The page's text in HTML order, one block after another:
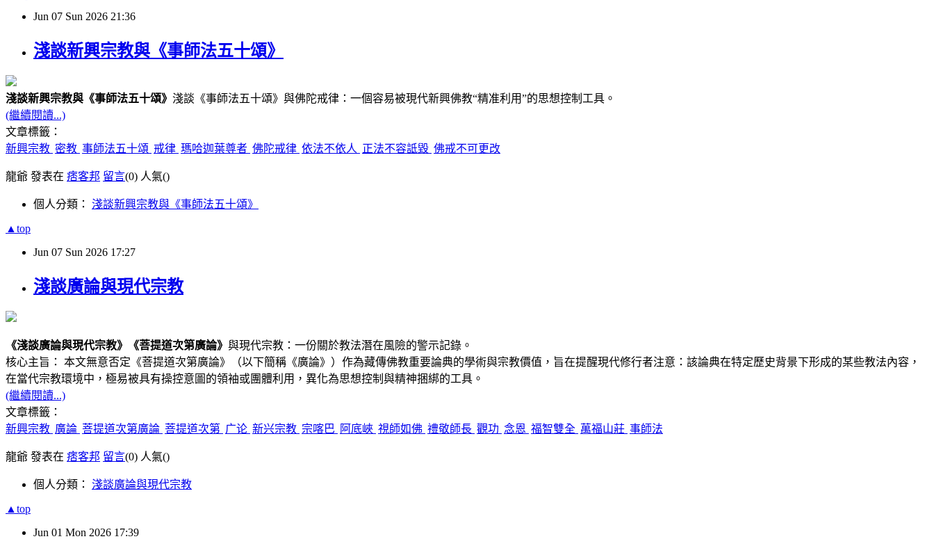
Jun 07 Sun 2026 21:36
淺談新興宗教與《事師法五十頌》
淺談新興宗教與 《事師法五十頌》 淺談 《事師法五十頌》與佛陀戒律： 一個容易被現代新興佛教“精准利用”的思想控制工具 。
(繼續閱讀...)
文章標籤：
新興宗教 密教 事師法五十頌 戒律 瑪哈迦葉尊者 佛陀戒律 依法不依人 正法不容詆毀 佛戒不可更改
龍爺 發表在 痞客邦 留言(0) 人氣()
個人分類： 淺談新興宗教與《事師法五十頌》
▲top
Jun 07 Sun 2026 17:27
淺談廣論與現代宗教
《淺談廣論與現代宗教》 《菩提道次第廣論》 與現代宗教：一份關於教法潛在風險的警示記錄 。
核心主旨： 本文無意否定《菩提道次第廣論》（以下簡稱《廣論》）作為藏傳佛教重要論典的學術與宗教價值，旨在提醒現代修行者注意：該論典在特定歷史背景下形成的某些教法內容，
在當代宗教環境中，極易被具有操控意圖的領袖或團體利用，異化為思想控制與精神捆綁的工具。
(繼續閱讀...)
文章標籤：
新興宗教 廣論 菩提道次第廣論 菩提道次第 广论 新兴宗教 宗喀巴 阿底峽 視師如佛 禮敬師長 觀功 念恩 福智雙全 萬福山莊 事師法
龍爺 發表在 痞客邦 留言(0) 人氣()
個人分類： 淺談廣論與現代宗教
▲top
Jun 01 Mon 2026 17:39